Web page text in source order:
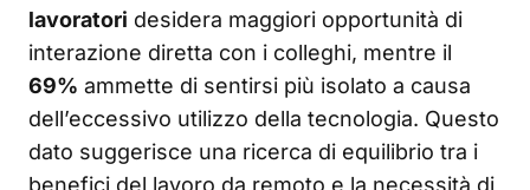
lavoratori desidera maggiori opportunità di
interazione diretta con i colleghi, mentre il
69% ammette di sentirsi più isolato a causa
dell’eccessivo utilizzo della tecnologia. Questo
dato suggerisce una ricerca di equilibrio tra i
benefici del lavoro da remoto e la necessità di